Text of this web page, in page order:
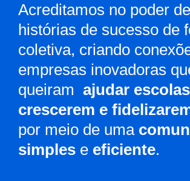
Acreditamos no poder
histórias de sucesso de
coletiva, criando
empresas inovadoras
queiram ajudar
crescerem e
por meio de uma
simples e eficiente.